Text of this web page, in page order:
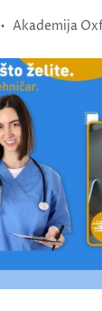
• Akademija